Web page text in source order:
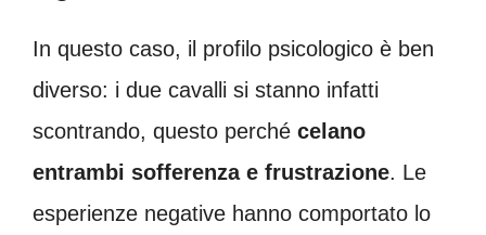
In questo caso, il profilo psicologico è ben
diverso: i due cavalli si stanno infatti
scontrando, questo perché celano
entrambi sofferenza e frustrazione. Le
esperienze negative hanno comportato lo